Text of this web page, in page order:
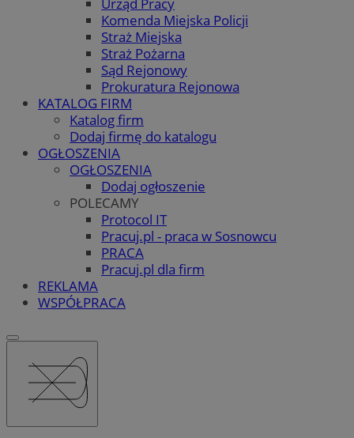
Komenda Miejska Policji
Straż Miejska
Straż Pożarna
Sąd Rejonowy
Prokuratura Rejonowa
KATALOG FIRM
Katalog firm
Dodaj firmę do katalogu
OGŁOSZENIA
OGŁOSZENIA
Dodaj ogłoszenie
POLECAMY
Protocol IT
Pracuj.pl - praca w Sosnowcu
PRACA
Pracuj.pl dla firm
REKLAMA
WSPÓŁPRACA